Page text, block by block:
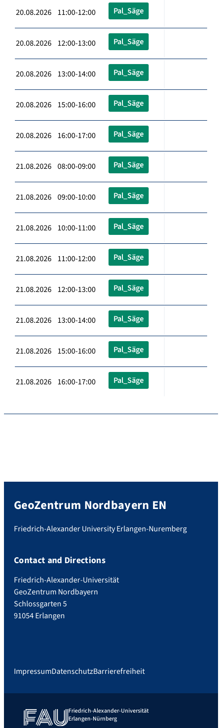
20.08.2026 11:00-12:00 Pal_Säge
20.08.2026 12:00-13:00 Pal_Säge
20.08.2026 13:00-14:00 Pal_Säge
20.08.2026 15:00-16:00 Pal_Säge
20.08.2026 16:00-17:00 Pal_Säge
21.08.2026 08:00-09:00 Pal_Säge
21.08.2026 09:00-10:00 Pal_Säge
21.08.2026 10:00-11:00 Pal_Säge
21.08.2026 11:00-12:00 Pal_Säge
21.08.2026 12:00-13:00 Pal_Säge
21.08.2026 13:00-14:00 Pal_Säge
21.08.2026 15:00-16:00 Pal_Säge
21.08.2026 16:00-17:00 Pal_Säge
GeoZentrum Nordbayern EN
Friedrich-Alexander University Erlangen-Nuremberg
Contact and Directions
Friedrich-Alexander-Universität
GeoZentrum Nordbayern
Schlossgarten 5
91054 Erlangen
ImpressumDatenschutzBarrierefreiheit
Friedrich-Alexander-Universität
Erlangen-Nürnberg